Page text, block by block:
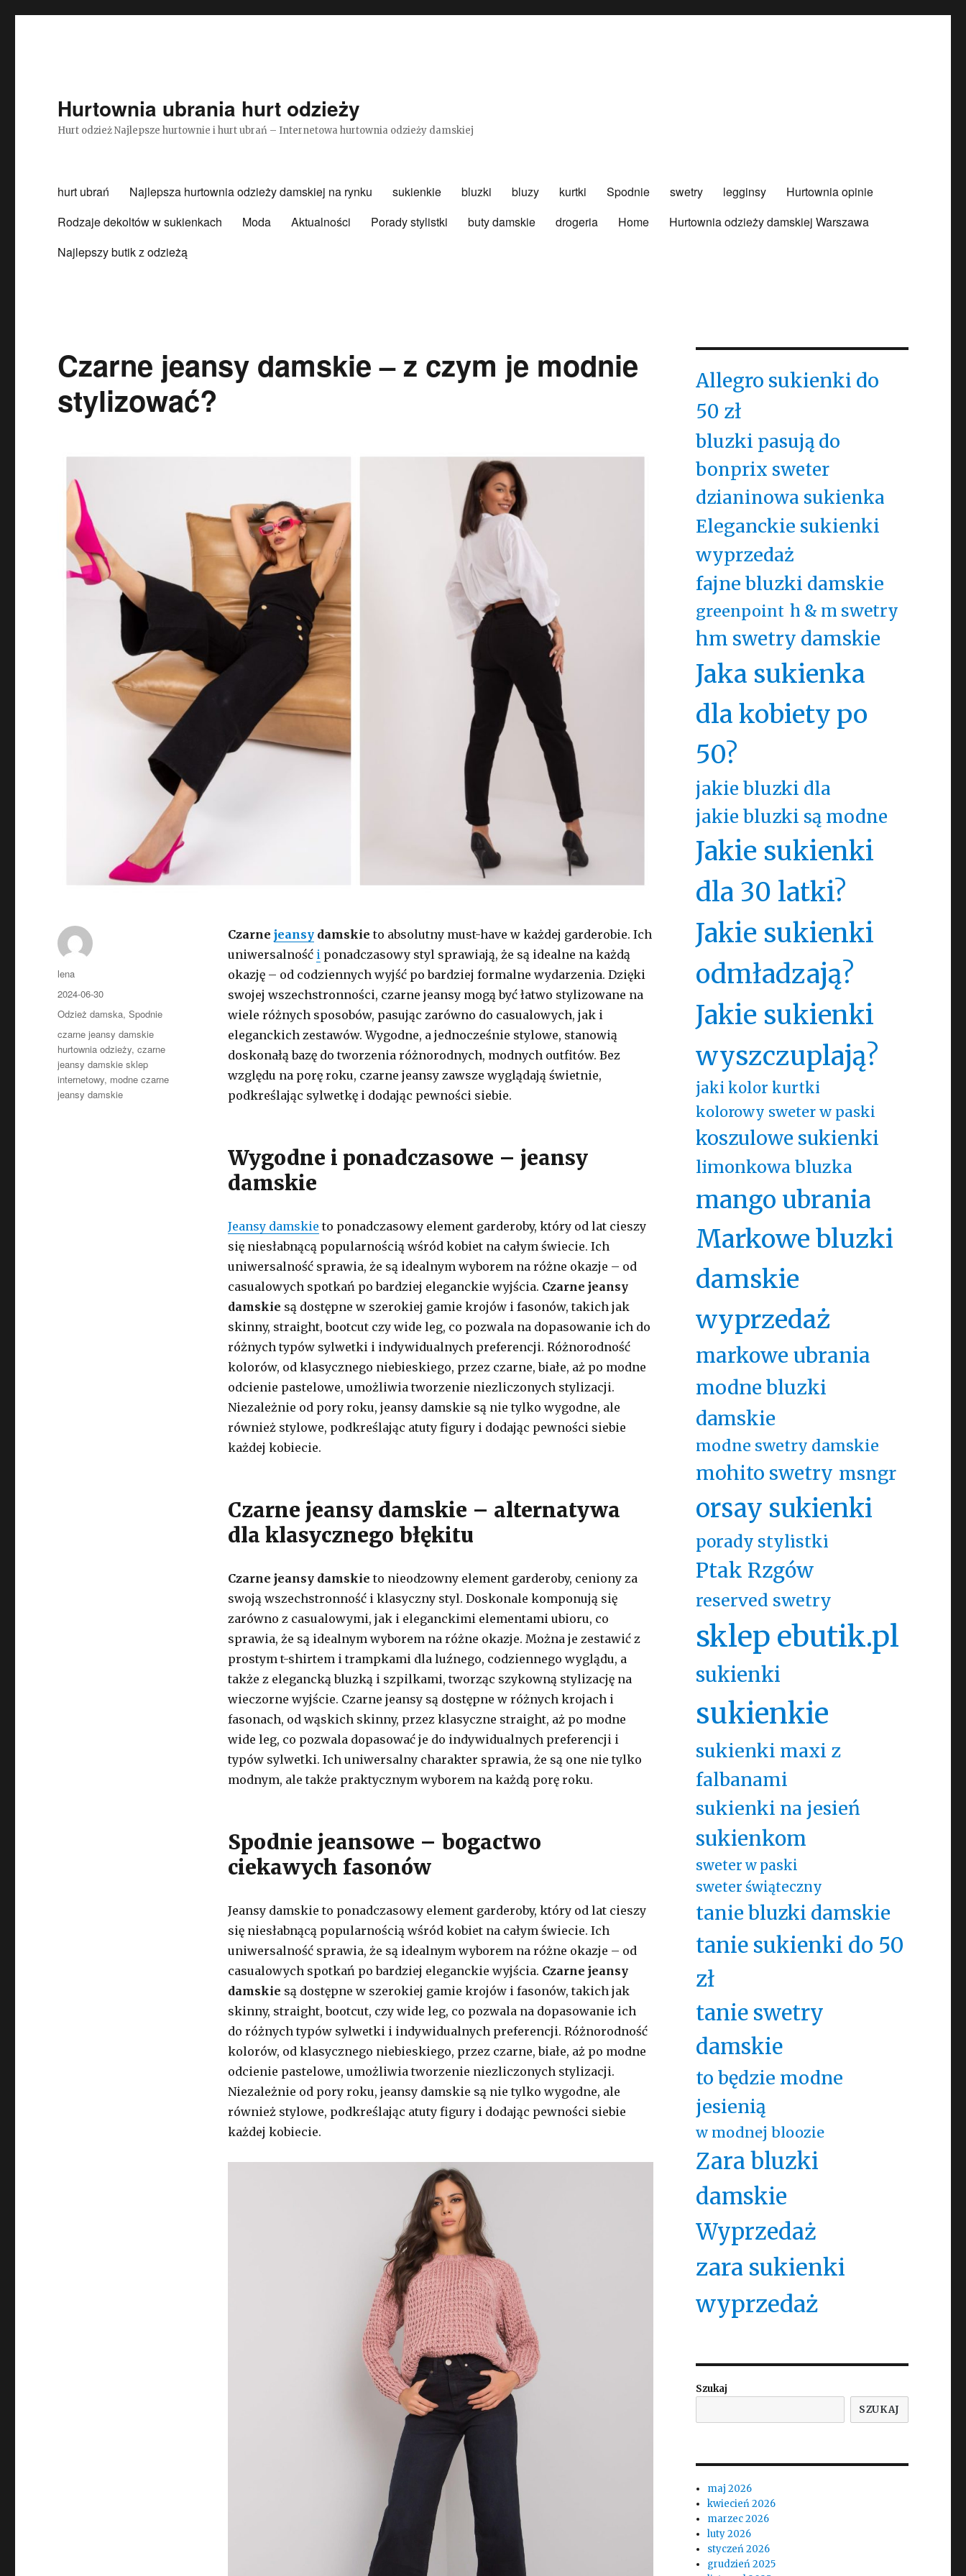
Hurtownia ubrania hurt odzieży
Hurt odzież Najlepsze hurtownie i hurt ubrań – Internetowa hurtownia odzieży damskiej
hurt ubrań Najlepsza hurtownia odzieży damskiej na rynku sukienkie bluzki bluzy kurtki Spodnie swetry legginsy
Hurtownia opinie
Rodzaje dekoltów w sukienkach
Moda Aktualności Porady stylistki buty damskie drogeria Home
Hurtownia odzieży damskiej Warszawa
Najlepszy butik z odzieżą
Czarne jeansy damskie – z czym je modnie
stylizować?
Czarne jeansydamskie to absolutny must-have w każdej garderobie. Ich
uniwersalność iponadczasowy styl sprawiają, że są idealne na każdą
okazję – od codziennych wyjść po bardziej formalne wydarzenia. Dzięki
swojej wszechstronności, czarne jeansy mogą być łatwo stylizowane na
wiele różnych sposobów, pasując zarówno do casualowych, jak i
eleganckich zestawów. Wygodne, a jednocześnie stylowe, stanowią
doskonałą bazę do tworzenia różnorodnych, modnych outfitów. Bez
względu na porę roku, czarne jeansy zawsze wyglądają świetnie,
podkreślając sylwetkę i dodając pewności siebie.
Wygodne i ponadczasowe – jeansy
damskie
Jeansy damskie to ponadczasowy element garderoby, który od lat cieszy
się niesłabnącą popularnością wśród kobiet na całym świecie. Ich
uniwersalność sprawia, że są idealnym wyborem na różne okazje – od
casualowych spotkań po bardziej eleganckie wyjścia. Czarne jeansy
damskie są dostępne w szerokiej gamie krojów i fasonów, takich jak
skinny, straight, bootcut czy wide leg, co pozwala na dopasowanie ich do
różnych typów sylwetki i indywidualnych preferencji. Różnorodność
kolorów, od klasycznego niebieskiego, przez czarne, białe, aż po modne
odcienie pastelowe, umożliwia tworzenie niezliczonych stylizacji.
Niezależnie od pory roku, jeansy damskie są nie tylko wygodne, ale
również stylowe, podkreślając atuty figury i dodając pewności siebie
każdej kobiecie.
Czarne jeansy damskie – alternatywa
dla klasycznego błękitu
Czarne jeansy damskie to nieodzowny element garderoby, ceniony za
swoją wszechstronność i klasyczny styl. Doskonale komponują się
zarówno z casualowymi, jak i eleganckimi elementami ubioru, co
sprawia, że są idealnym wyborem na różne okazje. Można je zestawić z
prostym t-shirtem i trampkami dla luźnego, codziennego wyglądu, a
także z elegancką bluzką i szpilkami, tworząc szykowną stylizację na
wieczorne wyjście. Czarne jeansy są dostępne w różnych krojach i
fasonach, od wąskich skinny, przez klasyczne straight, aż po modne
wide leg, co pozwala dopasować je do indywidualnych preferencji i
typów sylwetki. Ich uniwersalny charakter sprawia, że są one nie tylko
modnym, ale także praktycznym wyborem na każdą porę roku.
Spodnie jeansowe – bogactwo
ciekawych fasonów
Jeansy damskie to ponadczasowy element garderoby, który od lat cieszy
się niesłabnącą popularnością wśród kobiet na całym świecie. Ich
uniwersalność sprawia, że są idealnym wyborem na różne okazje – od
casualowych spotkań po bardziej eleganckie wyjścia. Czarne jeansy
damskie są dostępne w szerokiej gamie krojów i fasonów, takich jak
skinny, straight, bootcut, czy wide leg, co pozwala na dopasowanie ich
do różnych typów sylwetki i indywidualnych preferencji. Różnorodność
kolorów, od klasycznego niebieskiego, przez czarne, białe, aż po modne
odcienie pastelowe, umożliwia tworzenie niezliczonych stylizacji.
Niezależnie od pory roku, jeansy damskie są nie tylko wygodne, ale
również stylowe, podkreślając atuty figury i dodając pewności siebie
każdej kobiecie.
Autor
lena
Opublikowano
2024-06-30
Kategorie
Odzież damska,Spodnie
Tagi
czarne jeansy damskie
hurtownia odzieży,czarne
jeansy damskie sklep
internetowy, modne czarne
jeansy damskie
Allegro sukienki do
50 zł
bluzki pasują do
bonprix sweter
dzianinowa sukienka
Eleganckie sukienki
wyprzedaż
fajne bluzki damskie
greenpoint h & m swetry
hm swetry damskie
Jaka sukienka
dla kobiety po
50?
jakie bluzki dla
jakie bluzki są modne
Jakie sukienki
dla 30 latki?
Jakie sukienki
odmładzają?
Jakie sukienki
wyszczuplają?
jaki kolor kurtki
kolorowy sweter w paski
koszulowe sukienki
limonkowa bluzka
mango ubrania
Markowe bluzki
damskie
wyprzedaż
markowe ubrania
modne bluzki
damskie
modne swetry damskie
mohito swetry msngr
orsay sukienki
porady stylistki
Ptak Rzgów
reserved swetry
sklep ebutik.pl
sukienki
sukienkie
sukienki maxi z
falbanami
sukienki na jesień
sukienkom
sweter w paski
sweter świąteczny
tanie bluzki damskie
tanie sukienki do 50
zł
tanie swetry
damskie
to będzie modne
jesienią
w modnej bloozie
Zara bluzki
damskie
Wyprzedaż
zara sukienki
wyprzedaż
Szukaj
SZUKAJ
maj 2026
kwiecień 2026
marzec 2026
luty 2026
styczeń 2026
grudzień 2025